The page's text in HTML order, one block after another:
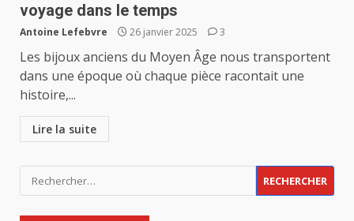
voyage dans le temps
Antoine Lefebvre 26 janvier 2025 3
Les bijoux anciens du Moyen Âge nous transportent
dans une époque où chaque pièce racontait une
histoire,...
Lire la suite
Rechercher :